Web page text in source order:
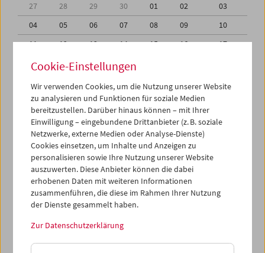
27 28 29 30 01 02
03
04
05 06 07 08 09
10
11
12 13 14 15 16
17
18
19 20 21
25
27 29
31
01
02 03 04 05 06
iCalender
Programmheft-PDF
English language or subtitles
< Vorherige Woche
Mo 25.7.
Cookie-Einstellungen
Wir verwenden Cookies, um die Nutzung unserer Website
zu analysieren und Funktionen für soziale Medien
bereitzustellen. Darüber hinaus können – mit Ihrer
Einwilligung – eingebundene Drittanbieter (z. B. soziale
Netzwerke, externe Medien oder Analyse-Dienste)
Cookies einsetzen, um Inhalte und Anzeigen zu
personalisieren sowie Ihre Nutzung unserer Website
auszuwerten. Diese Anbieter können die dabei
erhobenen Daten mit weiteren Informationen
zusammenführen, die diese im Rahmen Ihrer Nutzung
der Dienste gesammelt haben.
Zur Datenschutzerklärung